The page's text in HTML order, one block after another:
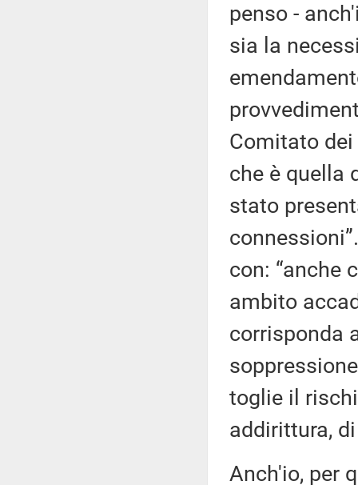
penso -
sia la
Comitato
che è quella
stato
con: “anche
ambito
corrisponda
toglie il
addirittura,
Anch'io, per